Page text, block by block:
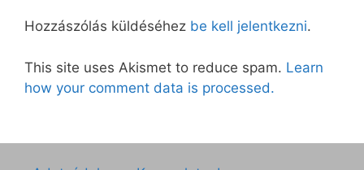
Hozzászólás küldéséhez be kell jelentkezni.
This site uses Akismet to reduce spam. Learn
how your comment data is processed.